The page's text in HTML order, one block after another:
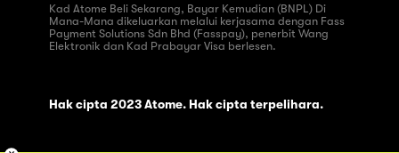
Kad Atome Beli Sekarang, Bayar Kemudian (BNPL) Di
Mana-Mana dikeluarkan melalui kerjasama dengan Fass
Payment Solutions Sdn Bhd (Fasspay), penerbit Wang
Elektronik dan Kad Prabayar Visa berlesen.
Hak cipta 2023 Atome. Hak cipta terpelihara.